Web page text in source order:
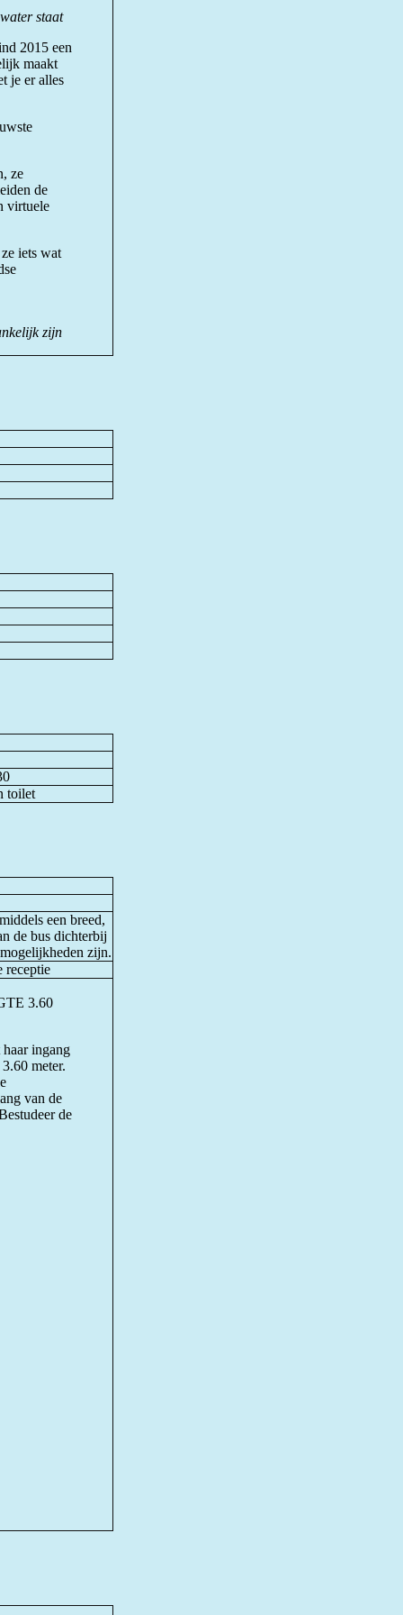
staat
2015 een
maakt
je er alles
ze
de
virtuele
iets wat
zijn
toilet
een breed,
de bus dichterbij
zijn.
receptie
3.60
ingang
meter.
van de
de